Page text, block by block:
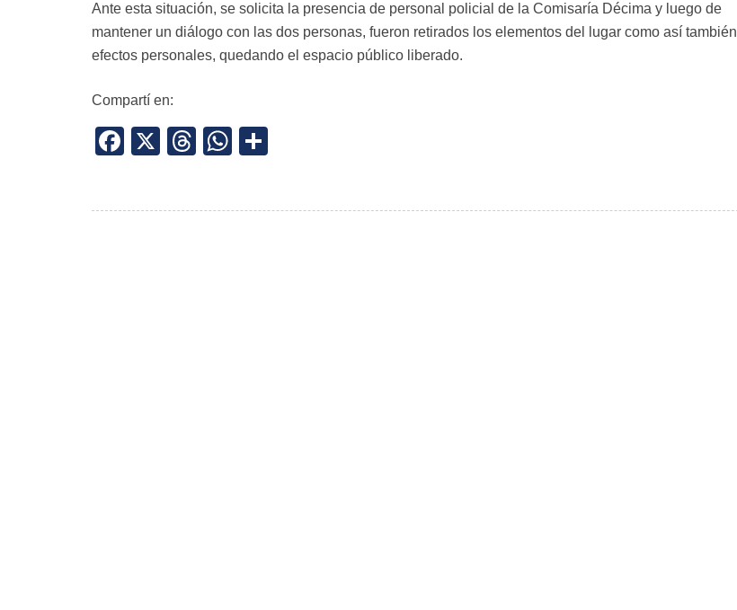
Ante esta situación, se solicita la presencia de personal policial de la Comisaría Décima y luego de
mantener un diálogo con las dos personas, fueron retirados los elementos del lugar como así también
efectos personales, quedando el espacio público liberado.
Compartí en:
Facebook
X ThreadsWhatsApp